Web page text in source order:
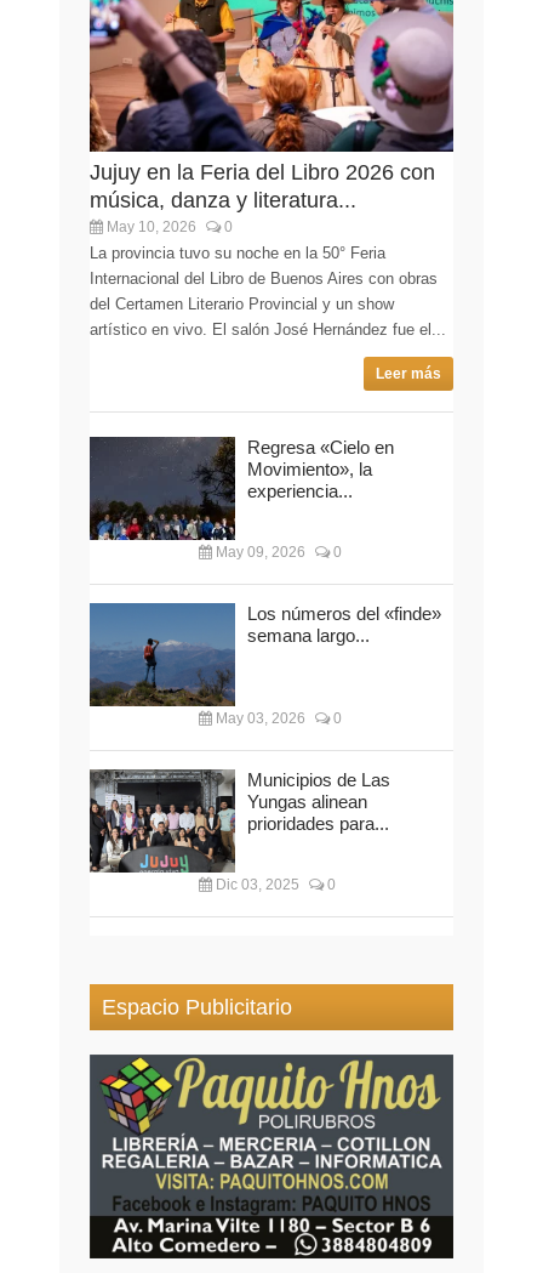
Jujuy en la Feria del Libro 2026 con
música, danza y literatura...
May 10, 2026 0
La provincia tuvo su noche en la 50° Feria
Internacional del Libro de Buenos Aires con obras
del Certamen Literario Provincial y un show
artístico en vivo. El salón José Hernández fue el...
Leer más
Regresa «Cielo en
Movimiento», la
experiencia...
May 09, 2026 0
Los números del «finde»
semana largo...
May 03, 2026 0
Municipios de Las
Yungas alinean
prioridades para...
Dic 03, 2025 0
Espacio Publicitario